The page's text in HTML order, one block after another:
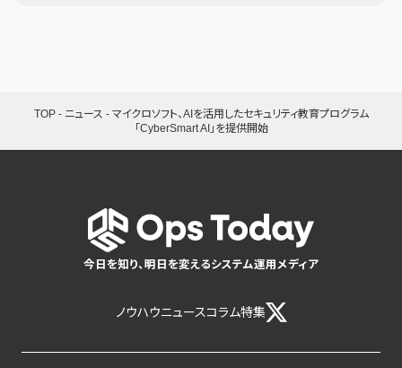
TOP- ニュース - マイクロソフト、AIを活用したセキュリティ教育プログラム
「CyberSmart AI」を提供開始
今日を知り、明日を変えるシステム運用メディア
ノウハウニュースコラム特集